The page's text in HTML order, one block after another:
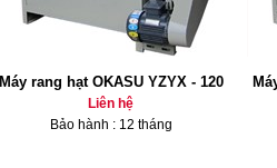
Máy rang hạt OKASU YZYX - 120
Liên hệ
Bảo hành : 12 tháng